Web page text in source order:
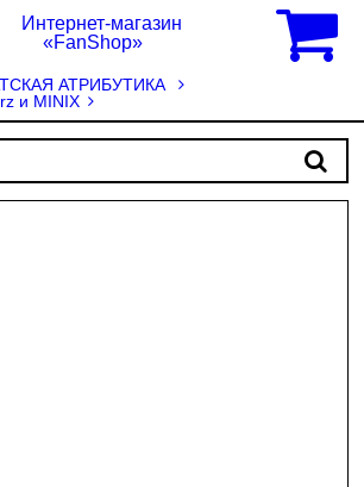
АТРИБУТИКА
и MINIX